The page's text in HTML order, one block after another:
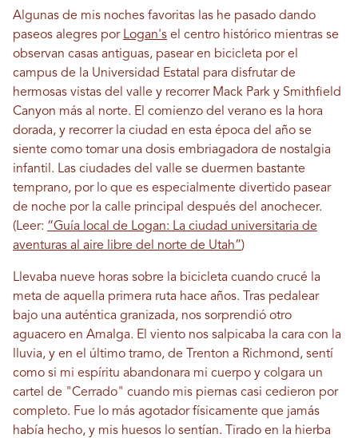
Algunas de mis noches favoritas las he pasado dando
paseos alegres por Logan's el centro histórico mientras se
observan casas antiguas, pasear en bicicleta por el
campus de la Universidad Estatal para disfrutar de
hermosas vistas del valle y recorrer Mack Park y Smithfield
Canyon más al norte. El comienzo del verano es la hora
dorada, y recorrer la ciudad en esta época del año se
siente como tomar una dosis embriagadora de nostalgia
infantil. Las ciudades del valle se duermen bastante
temprano, por lo que es especialmente divertido pasear
de noche por la calle principal después del anochecer.
(Leer: “Guía local de Logan: La ciudad universitaria de
aventuras al aire libre del norte de Utah”)
Llevaba nueve horas sobre la bicicleta cuando crucé la
meta de aquella primera ruta hace años. Tras pedalear
bajo una auténtica granizada, nos sorprendió otro
aguacero en Amalga. El viento nos salpicaba la cara con la
lluvia, y en el último tramo, de Trenton a Richmond, sentí
como si mi espíritu abandonara mi cuerpo y colgara un
cartel de "Cerrado" cuando mis piernas casi cedieron por
completo. Fue lo más agotador físicamente que jamás
había hecho, y mis huesos lo sentían. Tirado en la hierba